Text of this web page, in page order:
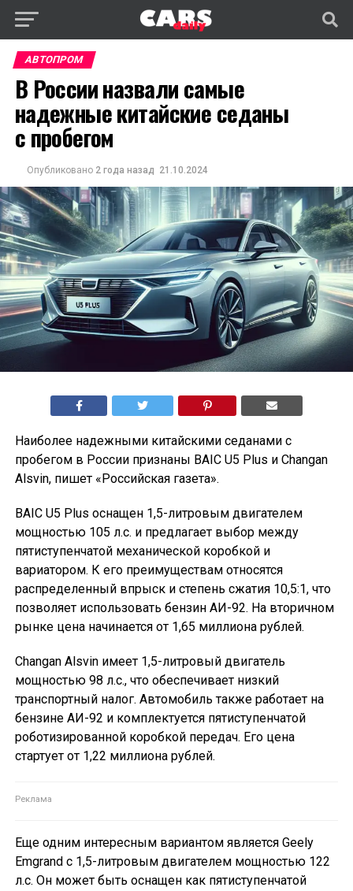
АВТОПРОМ
В России назвали самые
надежные китайские седаны
с пробегом
Опубликовано 2 года назад 21.10.2024
Наиболее надежными китайскими седанами с
пробегом в России признаны BAIC U5 Plus и Changan
Alsvin, пишет «Российская газета».
BAIC U5 Plus оснащен 1,5-литровым двигателем
мощностью 105 л.с. и предлагает выбор между
пятиступенчатой механической коробкой и
вариатором. К его преимуществам относятся
распределенный впрыск и степень сжатия 10,5:1, что
позволяет использовать бензин АИ-92. На вторичном
рынке цена начинается от 1,65 миллиона рублей.
Changan Alsvin имеет 1,5-литровый двигатель
мощностью 98 л.с., что обеспечивает низкий
транспортный налог. Автомобиль также работает на
бензине АИ-92 и комплектуется пятиступенчатой
роботизированной коробкой передач. Его цена
стартует от 1,22 миллиона рублей.
Еще одним интересным вариантом является Geely
Emgrand с 1,5-литровым двигателем мощностью 122
л.с. Он может быть оснащен как пятиступенчатой